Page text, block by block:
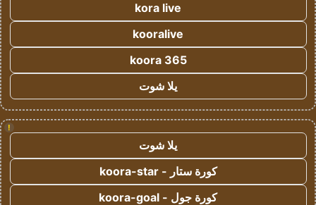
kora live
kooralive
koora 365
يلا شوت
!
يلا شوت
كورة ستار - koora-star
كورة جول - koora-goal